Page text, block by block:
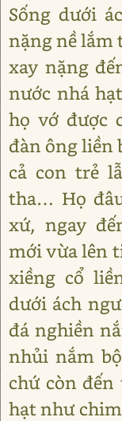
Sống dưới
nặng nề lắm
xay nặng
nước nhá
họ vớ được
đàn ông liền
cả con trẻ
tha… Họ
xứ, ngay
mới vừa lên
xiềng cổ
dưới ách
đá nghiền
nhủi nắm
chứ còn
hạt như